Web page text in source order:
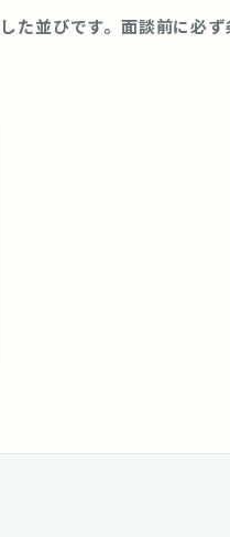
た並びです。面談前に必ず